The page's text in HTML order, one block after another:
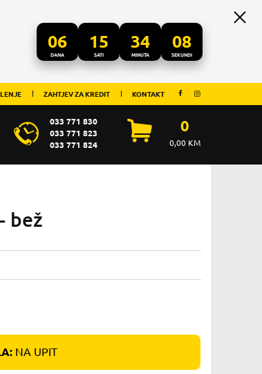
06
DANA
15
SATI
34
MINUTA
08
SEKUNDI
ZAHTJEV ZA KREDIT KONTAKT
033 771 830
033 771 823
033 771 824
0
0,00KM
bež
NA UPIT